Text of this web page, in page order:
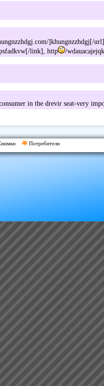
]khungnzzhdgj[/
link], http
/
in the drevir seat-very
Потребители